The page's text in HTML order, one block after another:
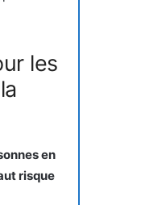
les
en
risque